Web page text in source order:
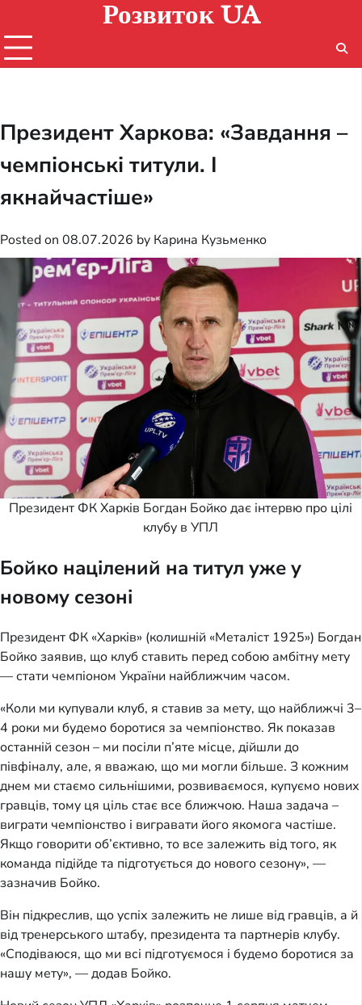
content
Розвиток UA
Президент Харкова: «Завдання –
чемпіонські титули. І
якнайчастіше»
Posted on 08.07.2026 by Карина Кузьменко
Президент ФК Харків Богдан Бойко дає інтервю про цілі
клубу в УПЛ
Бойко націлений на титул уже у
новому сезоні
Президент ФК «Харків» (колишній «Металіст 1925») Богдан
Бойко заявив, що клуб ставить перед собою амбітну мету
— стати чемпіоном України найближчим часом.
«Коли ми купували клуб, я ставив за мету, що найближчі 3–
4 роки ми будемо боротися за чемпіонство. Як показав
останній сезон – ми посіли п’яте місце, дійшли до
півфіналу, але, я вважаю, що ми могли більше. З кожним
днем ми стаємо сильнішими, розвиваємося, купуємо нових
гравців, тому ця ціль стає все ближчою. Наша задача –
виграти чемпіонство і вигравати його якомога частіше.
Якщо говорити об’єктивно, то все залежить від того, як
команда підійде та підготується до нового сезону», —
зазначив Бойко.
Він підкреслив, що успіх залежить не лише від гравців, а й
від тренерського штабу, президента та партнерів клубу.
«Сподіваюся, що ми всі підготуємося і будемо боротися за
нашу мету», — додав Бойко.